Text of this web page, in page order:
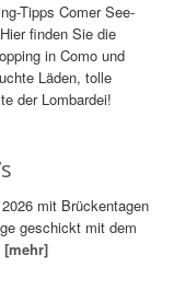
Tipps Comer See-
finden Sie die
in Como und
Läden, tolle
der Lombardei!
mit Brückentagen
geschickt mit dem
[mehr]